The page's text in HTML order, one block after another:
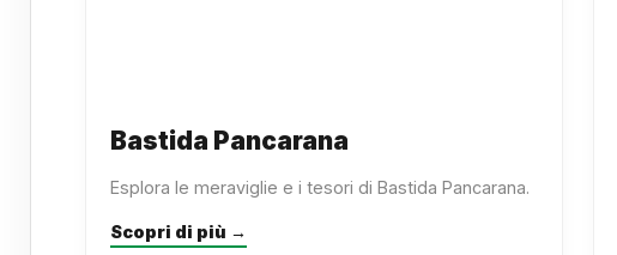
Bastida Pancarana
Esplora le meraviglie e i tesori di Bastida Pancarana.
Scopri di più →